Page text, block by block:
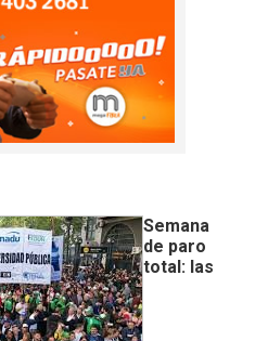
Semana
de paro
total: las